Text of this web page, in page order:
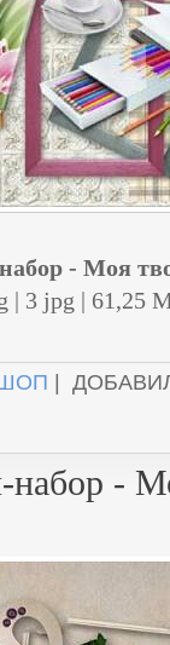
- Моя
| 3 jpg | 61,25
|
набор -